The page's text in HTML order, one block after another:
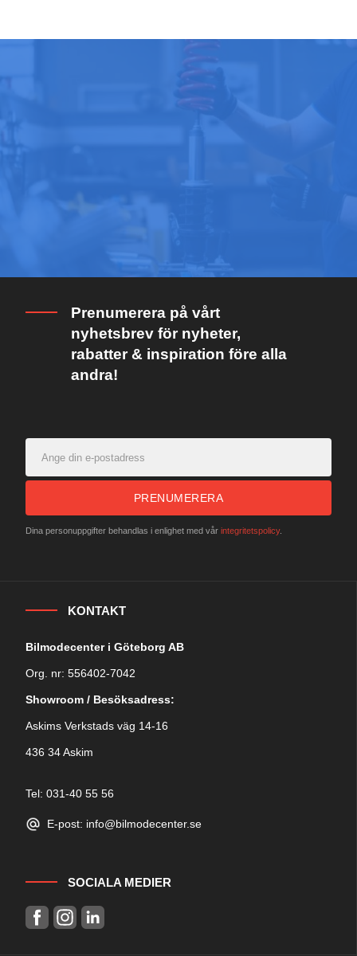
Prenumerera på vårt
nyhetsbrev för nyheter,
rabatter & inspiration före alla
andra!
PRENUMERERA
Dina personuppgifter behandlas i enlighet med vår integritetspolicy.
KONTAKT
Bilmodecenter i Göteborg AB
Org. nr: 556402-7042
Showroom / Besöksadress:
Askims Verkstads väg 14-16
436 34 Askim
Tel: 031-40 55 56
E-post: info@bilmodecenter.se
SOCIALA MEDIER